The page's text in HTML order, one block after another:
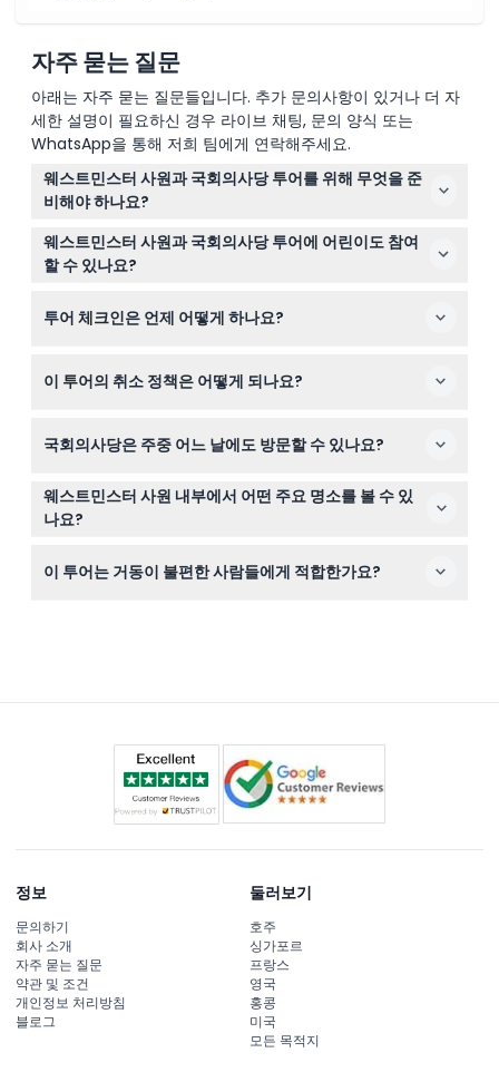
자주 묻는 질문
아래는 자주 묻는 질문들입니다. 추가 문의사항이 있거나 더 자
세한 설명이 필요하신 경우 라이브 채팅, 문의 양식 또는
WhatsApp을 통해 저희 팀에게 연락해주세요.
웨스트민스터 사원과 국회의사당 투어를 위해 무엇을 준
비해야 하나요?
편안한 워킹화, 휴대전화나 인쇄된 유효한 티켓, 가능하다
면 신분증을 지참하세요. 오디오 가이드가 포함되어 있으므
로 추가 장비를 가져올 필요는 없습니다.
웨스트민스터 사원과 국회의사당 투어에 어린이도 참여
할 수 있나요?
는 유료 성인 동반이 필요하며, 12세 이상은 성인 요금을 지
투어 체크인은 언제 어떻게 하나요?
앞 집합 지점에 도착하세요. 아미고 투어즈(Amigo Tours)
이 투어의 취소 정책은 어떻게 되나요?
시간에 참석하실 수 있는지 꼭 확인해 주세요.
국회의사당은 주중 어느 날에도 방문할 수 있나요?
국회의사당 공개 투어는 보통 토요일과 국회 휴회 기간에만
가능하며, 예약 시 이 웹사이트에서 이용 가능한 날짜를 확
인할 수 있습니다(변경될 수 있으니 예약 시 반드시 확인하
웨스트민스터 사원 내부에서 어떤 주요 명소를 볼 수 있
나요?
사와 고딕 건축을 체험할 수 있는 역사적인 장소들을 탐방
이 투어는 거동이 불편한 사람들에게 적합한가요?
정보
문의하기
회사 소개
자주 묻는 질문
약관 및 조건
개인정보 처리방침
블로그
둘러보기
호주
싱가포르
프랑스
영국
홍콩
미국
모든 목적지